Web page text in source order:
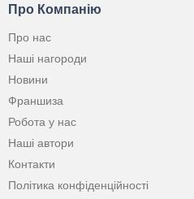
Про Компанію
Про нас
Наші нагороди
Новини
Франшиза
Робота у нас
Наші автори
Контакти
Політика конфіденційності